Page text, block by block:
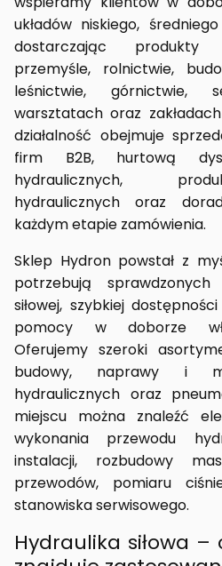
układów niskiego,
dostarczając produkty
przemyśle, rolnictwie,
leśnictwie, górnictwie,
warsztatach oraz
działalność obejmuje
firm B2B, hurtową
hydraulicznych,
hydraulicznych oraz
każdym etapie zamówienia.
Sklep Hydron powstał z
potrzebują
siłowej, szybkiej
pomocy w doborze
Oferujemy szeroki
budowy, naprawy i
hydraulicznych oraz
miejscu można znaleźć
wykonania przewodu
instalacji, rozbudowy
przewodów, pomiaru
stanowiska serwisowego.
Hydraulika siłowa